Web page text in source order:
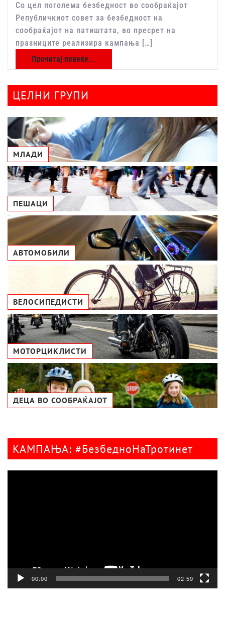
Со цел поголема безбедност во сообраќајот
Републичкиот совет за безбедност на
сообраќајот на патиштата, во пресрет на
празниците реализира кампања […]
Прочитај повеќе...
ЦЕЛНИ ГРУПИ
МЛАДИ
ПЕШАЦИ
АВТОМОБИЛИ
ВЕЛОСИПЕДИСТИ
МОТОРЦИКЛИСТИ
ДЕЦА ВО СООБРАЌАЈОТ
КАМПАЊА: #БезбедноНаТротинет
00:00 02:59